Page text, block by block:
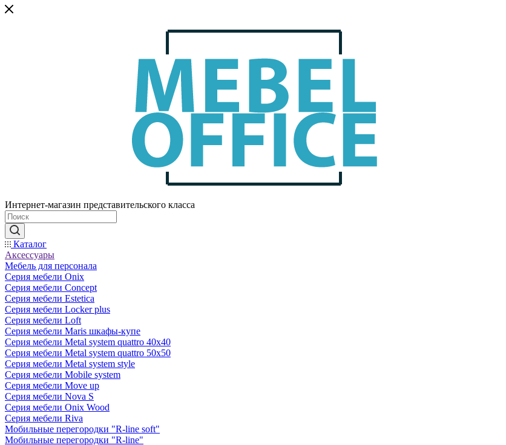
Интернет-магазин представительского класса
Каталог
Аксессуары
Мебель для персонала
Серия мебели Onix
Серия мебели Concept
Серия мебели Estetica
Серия мебели Locker plus
Серия мебели Loft
Серия мебели Maris шкафы-купе
Серия мебели Metal system quattro 40x40
Серия мебели Metal system quattro 50x50
Серия мебели Metal system style
Серия мебели Mobile system
Серия мебели Move up
Серия мебели Nova S
Серия мебели Onix Wood
Серия мебели Riva
Мобильные перегородки "R-line soft"
Мобильные перегородки "R-line"